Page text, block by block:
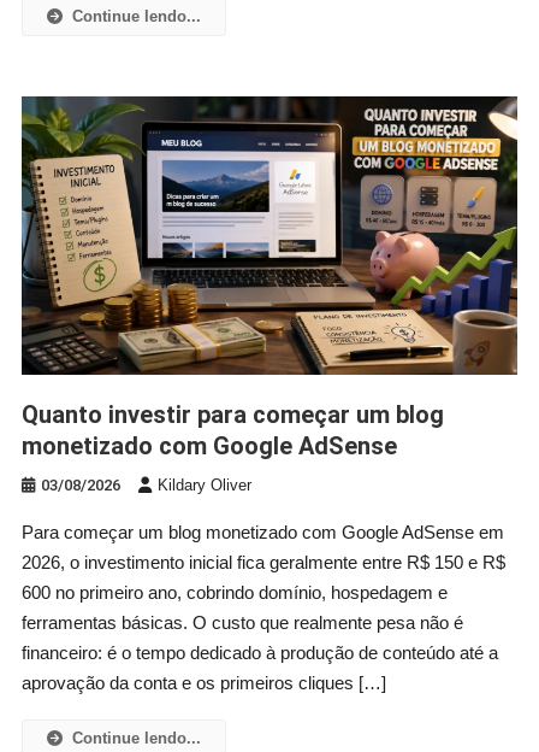
Continue lendo...
Quanto investir para começar um blog
monetizado com Google AdSense
03/08/2026 Kildary Oliver
Para começar um blog monetizado com Google AdSense em
2026, o investimento inicial fica geralmente entre R$ 150 e R$
600 no primeiro ano, cobrindo domínio, hospedagem e
ferramentas básicas. O custo que realmente pesa não é
financeiro: é o tempo dedicado à produção de conteúdo até a
aprovação da conta e os primeiros cliques […]
Continue lendo...